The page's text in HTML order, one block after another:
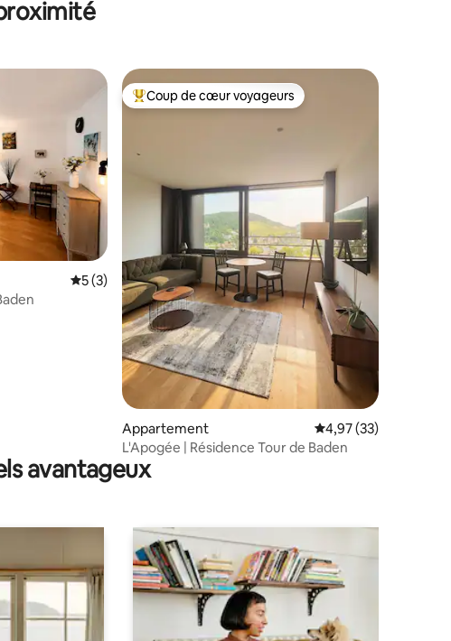
commentaires : 4,99 sur 5
Évaluation moyenne sur la base de 3 commentaires : 5 sur 5
5 (3)
Coups de cœur voyageurs les plus appréciés
Coup de cœur voyageurs
Appartement Évaluation moyenne
4,97 (33)
L'Apogée | Résidence Tour de Baden
avantageux